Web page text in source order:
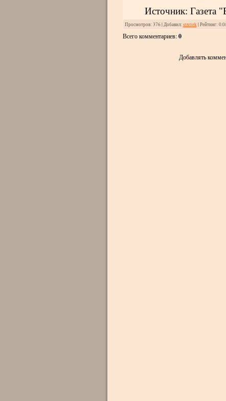
Источник: Газета
Просмотров: 376 |Добавил: strelok|Рейтинг: 0.0/
Всего комментариев:0
Добавлять